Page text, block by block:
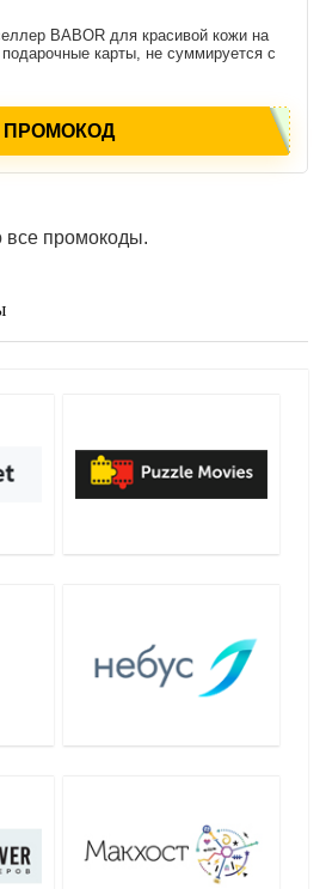
BABOR для красивой кожи на
карты, не суммируется с
ПРОМОКОД
все промокоды.